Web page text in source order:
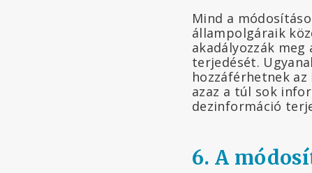
Mind a
állampolgáraik
akadályozzák
terjedését.
hozzáférhetnek
azaz a túl sok
dezinformáció
6. A